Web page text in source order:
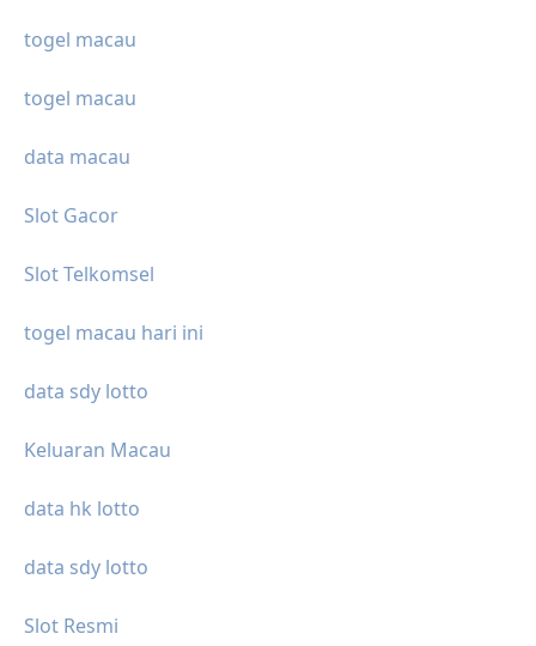
togel macau
togel macau
data macau
Slot Gacor
Slot Telkomsel
togel macau hari ini
data sdy lotto
Keluaran Macau
data hk lotto
data sdy lotto
Slot Resmi